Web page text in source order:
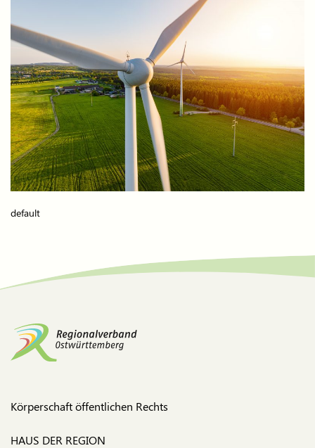
default
Körperschaft öffentlichen Rechts
HAUS DER REGION